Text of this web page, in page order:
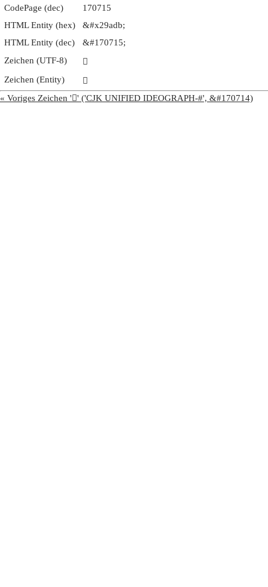
CodePage (dec)
170715
HTML Entity (hex)
&#x29adb;
HTML Entity (dec)
&#170715;
Zeichen (UTF-8)
𩫛
Zeichen (Entity)
𩫛
« Voriges Zeichen '𩫚' ('CJK UNIFIED IDEOGRAPH-#', &#170714)